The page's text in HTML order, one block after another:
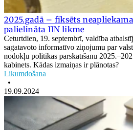
2025.gadā – fiksēts
palielināta IIN likme
Ceturtdien, 19. septembrī, valdība
sagatavoto informatīvo ziņojumu par
nodokļu politikas pārskatīšanu
kabinets. Kādas izmaiņas ir plānotas?
Likumdošana
•
19.09.2024